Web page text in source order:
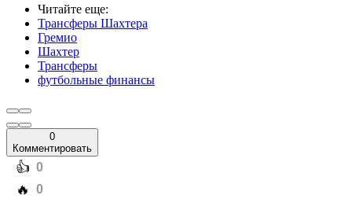
Читайте еще:
Трансферы Шахтера
Гремио
Шахтер
Трансферы
футбольные финансы
0
Комментировать
️👍 0
️🔥 0